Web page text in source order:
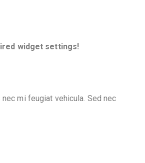
widget settings!
mi feugiat vehicula. Sed nec